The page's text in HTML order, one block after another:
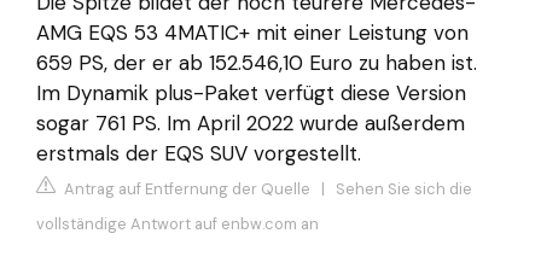
AMG EQS 53 4MATIC+ mit einer Leistung von
659 PS, der er ab 152.546,10 Euro zu haben ist.
Im Dynamik plus-Paket verfügt diese Version
sogar 761 PS. Im April 2022 wurde außerdem
erstmals der EQS SUV vorgestellt.
Antrag auf Entfernung der Quelle | Sehen Sie sich die
vollständige Antwort auf enbw.com an